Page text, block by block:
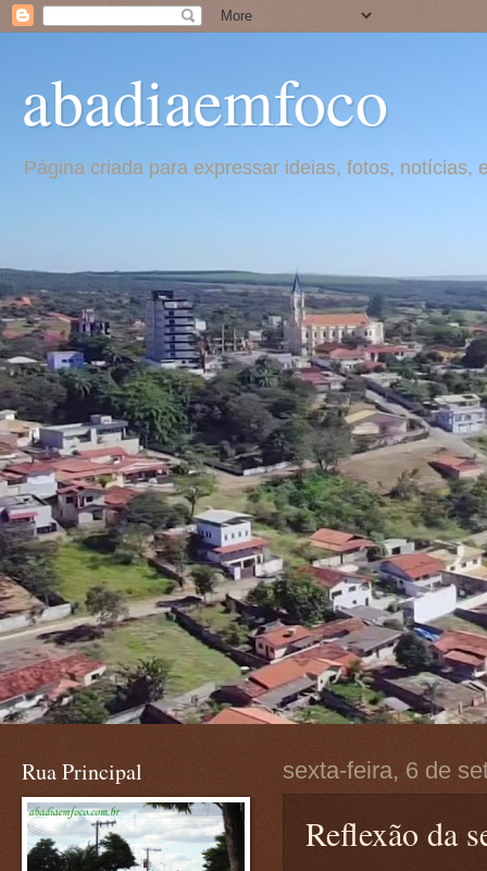
abadiaemfoco
Página criada para expressar ideias, fotos,
sexta-feira, 6 de
Reflexão da
Rua Principal